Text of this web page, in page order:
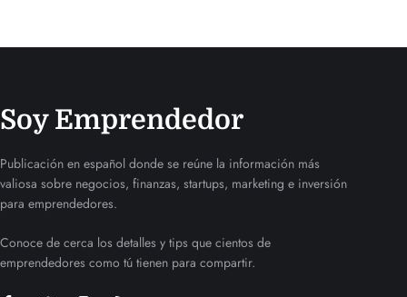
Soy Emprendedor
Publicación en español donde se reúne la información más
valiosa sobre negocios, finanzas, startups, marketing e inversión
para emprendedores.
Conoce de cerca los detalles y tips que cientos de
emprendedores como tú tienen para compartir.